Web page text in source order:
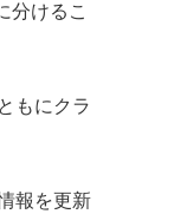
分けるこ
もにクラ
報を更新